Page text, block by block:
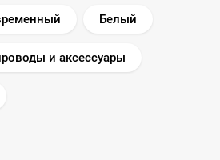
Белый
и аксессуары